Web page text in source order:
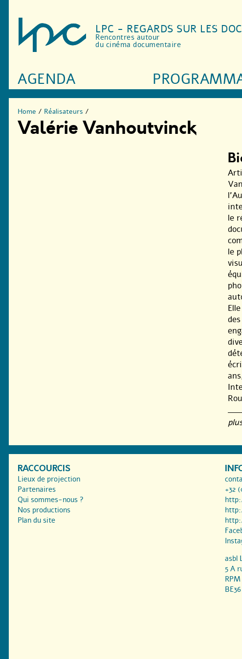
LPC - REGARDS SUR LES
Rencontres autour
du cinéma documentaire
AGENDA
Home / Réalisateurs /
Valérie Vanhoutvinck
le
le
RACCOURCIS
Lieux de projection
Partenaires
Qui sommes-nous ?
Nos productions
Plan du site
+32
asbl
5 A